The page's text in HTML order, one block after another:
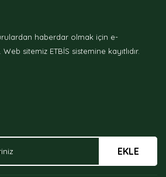
haberdar olmak için e-
Web sitemiz ETBİS sistemine kayıtlıdır.
EKLE